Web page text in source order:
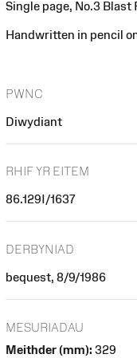
Single page, No.3
Handwritten in pencil
PWNC
Diwydiant
RHIF YR EITEM
86.129I/1637
DERBYNIAD
bequest, 8/9/1986
MESURIADAU
Meithder (mm): 329